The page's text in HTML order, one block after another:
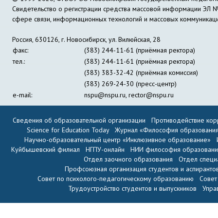
Свидетельство о регистрации средства массовой информации
сфере связи, информационных технологий и массовых
Россия, 630126, г. Новосибирск, ул. Вилюйская, 28
факс:
(383) 244-11-61 (приёмная ректора)
тел.:
(383) 244-11-61 (приёмная ректора)
(383) 383-32-42 (приёмная комиссия)
(383) 269-24-30 (пресс-центр)
e-mail:
nspu@nspu.ru, rector@nspu.ru
Сведения об образовательной организации
Противодействие
Science for Education Today
Журнал «Философия
Научно-образовательный центр «Инклюзивное образование»
Куйбышевский филиал
НГПУ-онлайн
НИИ философия
Отдел заочного образования
Отдел
Профсоюзная организация студентов и
Совет по психолого-педагогическому образованию
Трудоустройство студентов и выпускников